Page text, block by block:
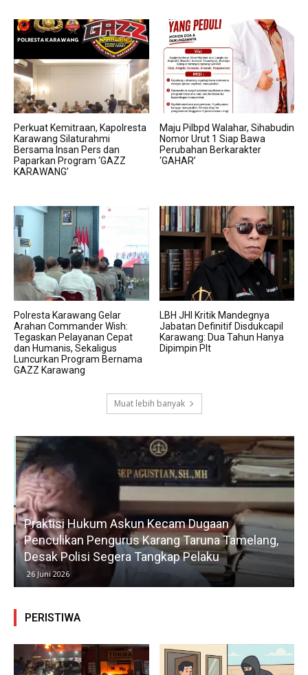
Perkuat Kemitraan, Kapolresta
Karawang Silaturahmi
Bersama Insan Pers dan
Paparkan Program ‘GAZZ
KARAWANG’
Maju Pilbpd Walahar, Sihabudin
Nomor Urut 1 Siap Bawa
Perubahan Berkarakter
‘GAHAR’
Polresta Karawang Gelar
Arahan Commander Wish:
Tegaskan Pelayanan Cepat
dan Humanis, Sekaligus
Luncurkan Program Bernama
GAZZ Karawang
LBH JHI Kritik Mandegnya
Jabatan Definitif Disdukcapil
Karawang: Dua Tahun Hanya
Dipimpin Plt
Muat lebih banyak
Praktisi Hukum Askun Kecam Dugaan
Penculikan Pengurus Karang Taruna Tamelang,
Desak Polisi Segera Tangkap Pelaku
26 Juni 2026
PERISTIWA